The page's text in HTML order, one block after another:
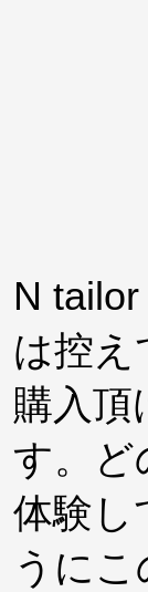
N
は控え
購入頂
す。ど
体験し
うに